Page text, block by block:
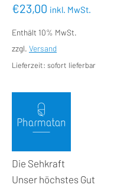
€23,00 inkl. MwSt.
Enthält 10% MwSt.
zzgl. Versand
Lieferzeit: sofort lieferbar
Die Sehkraft
Unser höchstes Gut